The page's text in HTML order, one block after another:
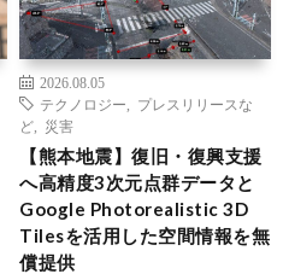
2026.08.05
テクノロジー
プレスリリースな
ど
災害
【熊本地震】復旧・復興支援
へ高精度3次元点群データと
Google Photorealistic 3D
Tilesを活用した空間情報を無
償提供